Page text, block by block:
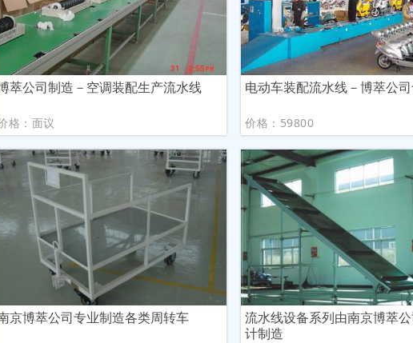
萃公司制造－空调装配生产流水线
格：面议
电动车装配流水线－博萃公
价格：59800
京博萃公司专业制造各类周转车
流水线设备系列由南京博萃
计制造